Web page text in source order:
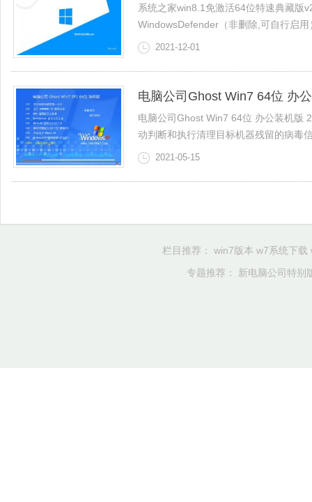
系统之家win8.1免激活64位特速典藏版
WindowsDefender（非删除,可自行启
2021-12-01
电脑公司Ghost Win7 64位 办
电脑公司Ghost Win7 64位 办公装机版
动判断和执行清理目标机器残留的病毒
2021-05-15
栏目推荐： win7版本 w7系统下载
专题推荐： 新电脑公司特别